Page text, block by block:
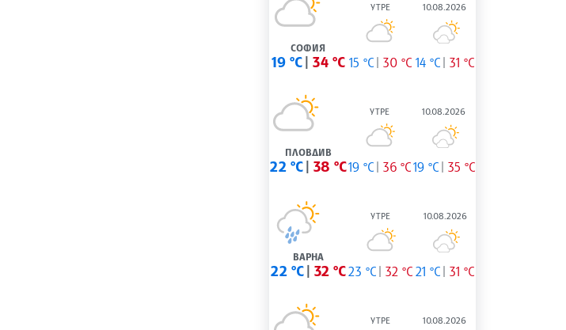
СОФИЯ
19 °C 34 °C
УТРЕ
15 °C 30 °C
10.08.2026
14 °C 31 °C
ПЛОВДИВ
22 °C 38 °C
УТРЕ
19 °C 36 °C
10.08.2026
19 °C 35 °C
ВАРНА
22 °C 32 °C
УТРЕ
23 °C 32 °C
10.08.2026
21 °C 31 °C
УТРЕ 10.08.2026